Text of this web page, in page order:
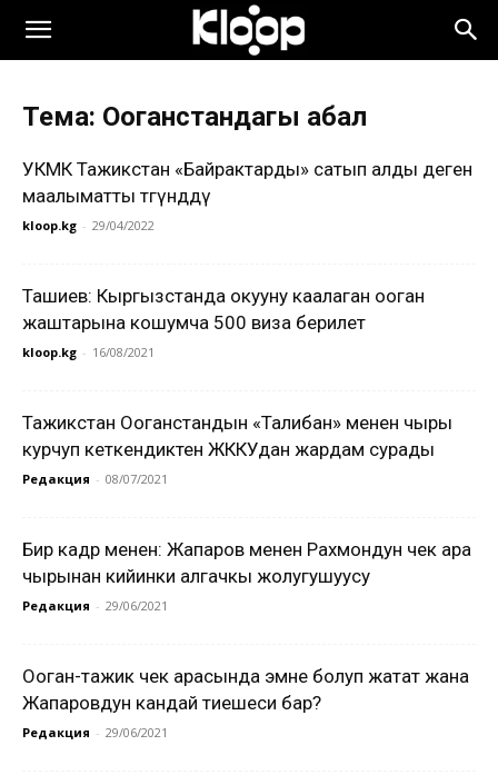
Тема: Ооганстандагы абал
УКМК Тажикстан «Байрактарды» сатып алды деген
маалыматты төгүндөдү
kloop.kg - 29/04/2022
Ташиев: Кыргызстанда окууну каалаган ооган
жаштарына кошумча 500 виза берилет
kloop.kg - 16/08/2021
Тажикстан Ооганстандын «Талибан» менен чыры
курчуп кеткендиктен ЖККУдан жардам сурады
Редакция - 08/07/2021
Бир кадр менен: Жапаров менен Рахмондун чек ара
чырынан кийинки алгачкы жолугушуусу
Редакция - 29/06/2021
Ооган-тажик чек арасында эмне болуп жатат жана
Жапаровдун кандай тиешеси бар?
Редакция - 29/06/2021